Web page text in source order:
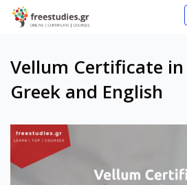
Vellum Certificate
Greek and English